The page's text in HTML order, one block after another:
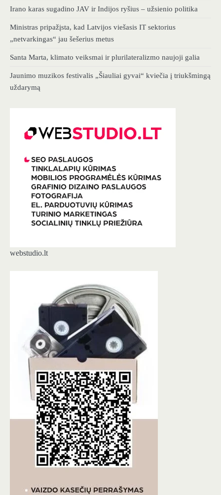
Irano karas sugadino JAV ir Indijos ryšius – užsienio politika
Ministras pripažįsta, kad Latvijos viešasis IT sektorius
„netvarkingas“ jau šešerius metus
Santa Marta, klimato veiksmai ir plurilateralizmo naujoji galia
Jaunimo muzikos festivalis „Šiauliai gyvai“ kviečia į triukšmingą
uždarymą
webstudio.lt